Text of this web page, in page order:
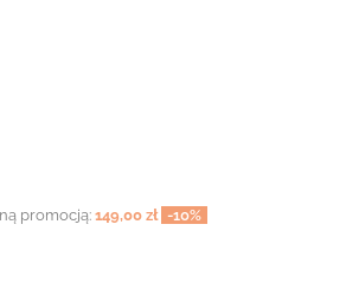
promocją:149,00 zł -10%